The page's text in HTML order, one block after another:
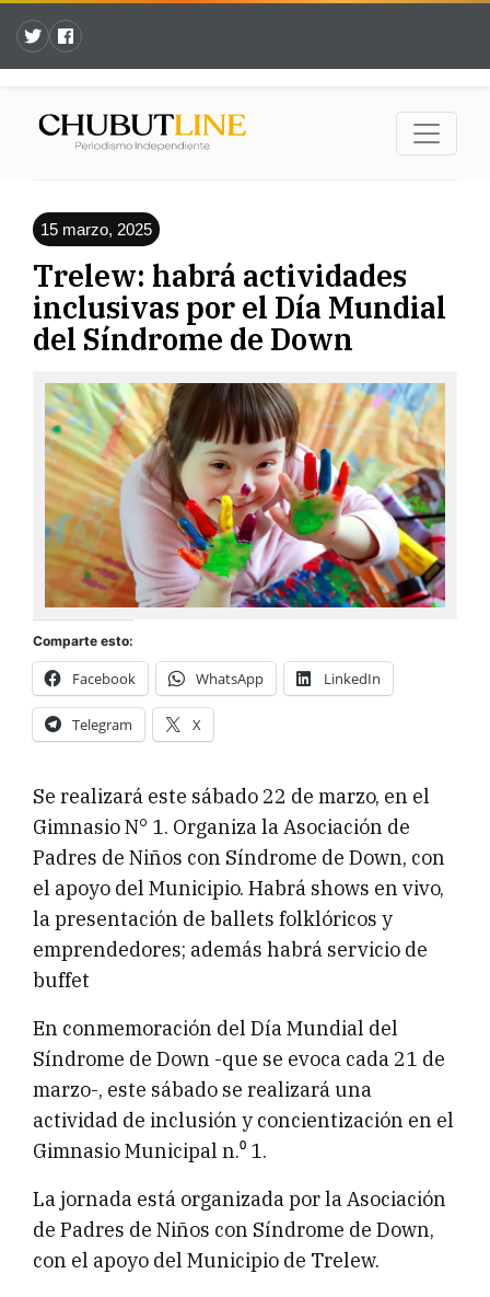
15 marzo, 2025
Trelew: habrá actividades
inclusivas por el Día Mundial
del Síndrome de Down
Comparte esto:
Facebook WhatsApp LinkedIn
Telegram X
Se realizará este sábado 22 de marzo, en el
Gimnasio N° 1. Organiza la Asociación de
Padres de Niños con Síndrome de Down, con
el apoyo del Municipio. Habrá shows en vivo,
la presentación de ballets folklóricos y
emprendedores; además habrá servicio de
buffet
En conmemoración del Día Mundial del
Síndrome de Down -que se evoca cada 21 de
marzo-, este sábado se realizará una
actividad de inclusión y concientización en el
Gimnasio Municipal n.⁰ 1.
La jornada está organizada por la Asociación
de Padres de Niños con Síndrome de Down,
con el apoyo del Municipio de Trelew.